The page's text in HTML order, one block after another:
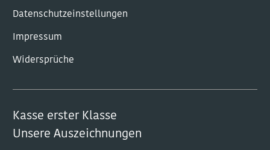
Datenschutzeinstellungen
Impressum
Widersprüche
Kasse erster Klasse
Unsere Auszeichnungen